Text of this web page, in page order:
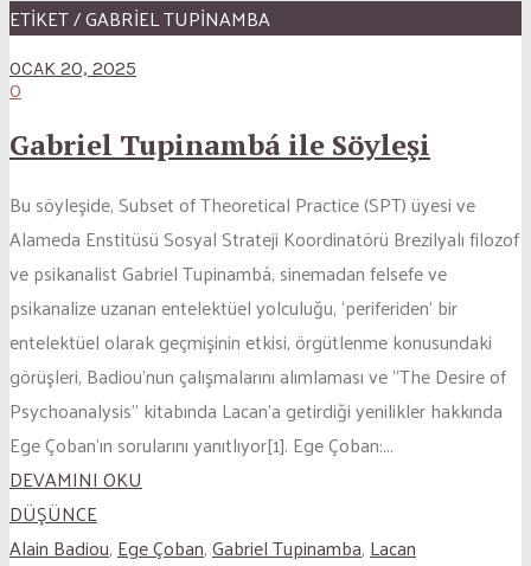
ETİKET / GABRIEL TUPINAMBA
OCAK 20, 2025
0
Gabriel Tupinambá ile Söyleşi
Bu söyleşide, Subset of Theoretical Practice (SPT) üyesi ve
Alameda Enstitüsü Sosyal Strateji Koordinatörü Brezilyalı filozof
ve psikanalist Gabriel Tupinambá, sinemadan felsefe ve
psikanalize uzanan entelektüel yolculuğu, ‘periferiden’ bir
entelektüel olarak geçmişinin etkisi, örgütlenme konusundaki
görüşleri, Badiou’nun çalışmalarını alımlaması ve “The Desire of
Psychoanalysis” kitabında Lacan’a getirdiği yenilikler hakkında
Ege Çoban’ın sorularını yanıtlıyor[1]. Ege Çoban:...
DEVAMINI OKU
DÜŞÜNCE
Alain Badiou,Ege Çoban,Gabriel Tupinamba,Lacan